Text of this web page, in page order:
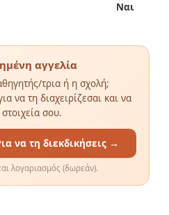
Ναι
αγγελία
τρια ή η σχολή;
να τη διαχειρίζεσαι και να
σου.
να τη διεκδικήσεις →
λογαριασμός (δωρεάν).